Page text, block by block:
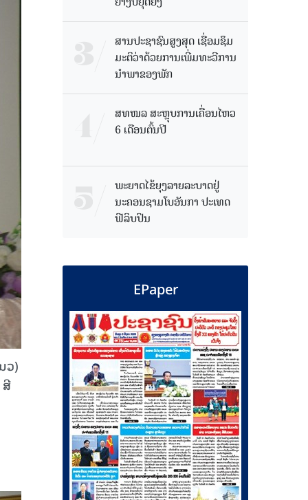
ວ)
ສານປະຊາຊົນສູງສຸດ ເຊື່ອມຊຶມ
ມະຕິວ່າດ້ວຍການເພີ່ມທະວີການ
ນຳພາຂອງພັກ
ສທໜລ ສະຫຼຸບການເຄື່ອນໄຫວ
6 ເດືອນຕົ້ນປີ
ພະຍາດໄຂ້ຍຸງລາຍລະບາດຢູ່
ນະຄອນຊາມໂບ​ອັນກາ ປະເທດ
ຟີລິບປິນ
EPaper